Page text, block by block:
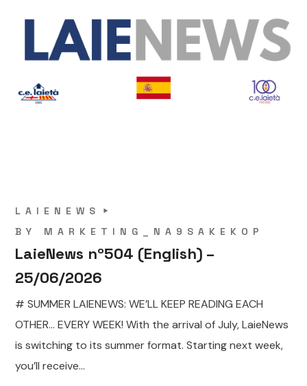
LAIENEWS
BY MARKETING_NA9SAKEKOP
LaieNews nº504 (English) –
25/06/2026
# SUMMER LAIENEWS: WE’LL KEEP READING EACH
OTHER… EVERY WEEK! With the arrival of July, LaieNews
is switching to its summer format. Starting next week,
you’ll receive...